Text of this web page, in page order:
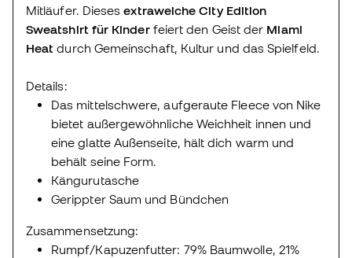
Mitläufer. Diesesextraweiche City Edition
Sweatshirt für Kinderfeiert den Geist der Miami
Heat durch Gemeinschaft, Kultur und das Spielfeld.
Details:
Das mittelschwere, aufgeraute Fleece von Nike
bietet außergewöhnliche Weichheit innen und
eine glatte Außenseite, hält dich warm und
behält seine Form.
Kängurutasche
Gerippter Saum und Bündchen
Zusammensetzung:
Rumpf/Kapuzenfutter: 79% Baumwolle, 21%